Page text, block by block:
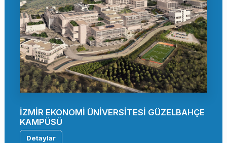
İZMİR EKONOMİ ÜNİVERSİTESİ GÜZELBAHÇE
KAMPÜSÜ
Detaylar